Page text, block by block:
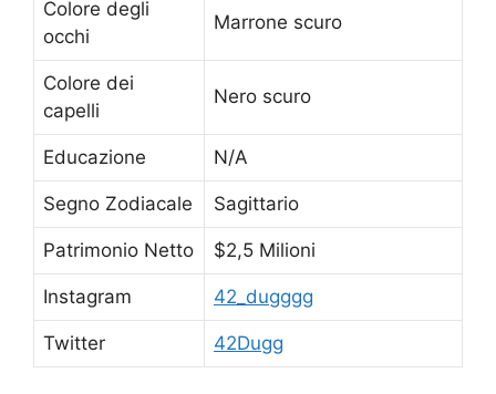
Colore degli
occhi
Marrone scuro
Colore dei
capelli
Nero scuro
Educazione N/A
Segno Zodiacale Sagittario
Patrimonio Netto $2,5 Milioni
Instagram 42_dugggg
Twitter 42Dugg